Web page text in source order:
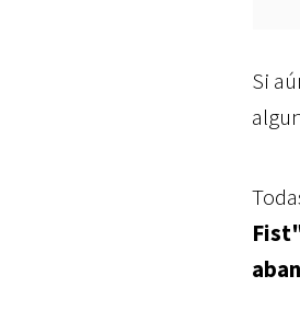
Si